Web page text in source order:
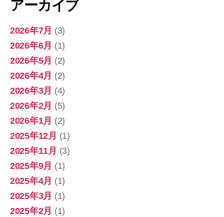
アーカイブ
2026年7月 (3)
2026年6月 (1)
2026年5月 (2)
2026年4月 (2)
2026年3月 (4)
2026年2月 (5)
2026年1月 (2)
2025年12月 (1)
2025年11月 (3)
2025年9月 (1)
2025年4月 (1)
2025年3月 (1)
2025年2月 (1)